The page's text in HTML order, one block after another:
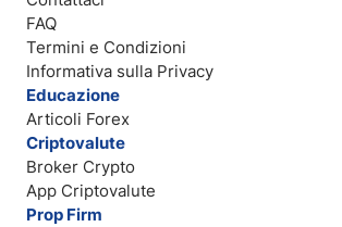
FAQ
Termini e Condizioni
Informativa sulla Privacy
Educazione
Articoli Forex
Criptovalute
Broker Crypto
App Criptovalute
Prop Firm